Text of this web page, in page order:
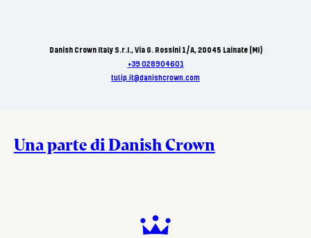
Danish Crown Italy S.r.I., Via G. Rossini 1/A, 20045 Lainate (MI)
+39 028904601
tulip.it@danishcrown.com
Una parte di Danish Crown